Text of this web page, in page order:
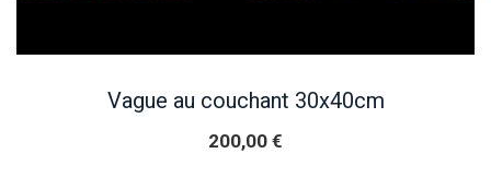
Vague au couchant 30x40cm
200,00 €